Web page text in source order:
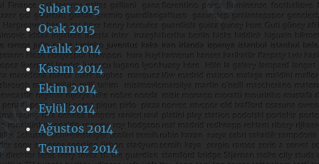
Şubat 2015
Ocak 2015
Aralık 2014
Kasım 2014
Ekim 2014
Eylül 2014
Ağustos 2014
Temmuz 2014